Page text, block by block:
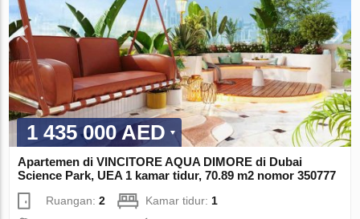
1 435 000 AED
Apartemen di VINCITORE AQUA DIMORE di Dubai
Science Park, UEA 1 kamar tidur, 70.89 m2 nomor 350777
Ruangan:2 Kamar tidur:1